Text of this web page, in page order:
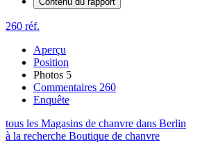
260 réf.
Aperçu
Position
Photos 5
Commentaires 260
Enquête
tous les Magasins de chanvre dans Berlin
à la recherche Boutique de chanvre